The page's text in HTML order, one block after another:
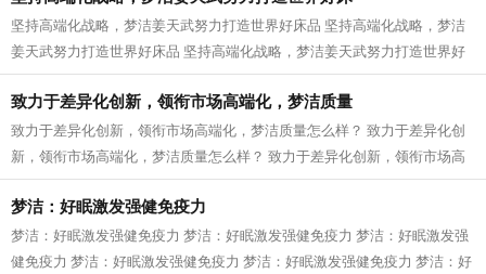
坚持高端化战略，梦洁姜天武努力打造世界好床品 坚持高端化战略，梦洁
姜天武努力打造世界好床品 坚持高端化战略，梦洁姜天武努力打造世界好
床品 坚持高端化战略，梦洁姜天武努...
致力于差异化创新，领衔市场高端化，梦洁质量
致力于差异化创新，领衔市场高端化，梦洁质量怎么样？ 致力于差异化创
新，领衔市场高端化，梦洁质量怎么样？ 致力于差异化创新，领衔市场高
端化，梦洁质量怎么样？ 致力于差异...
梦洁：好眠激发强健免疫力
梦洁：好眠激发强健免疫力 梦洁：好眠激发强健免疫力 梦洁：好眠激发强
健免疫力 梦洁：好眠激发强健免疫力 梦洁：好眠激发强健免疫力 梦洁：好